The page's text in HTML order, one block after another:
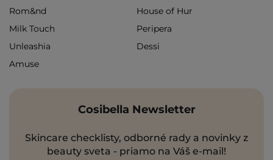
Rom&nd
House of Hur
Milk Touch
Peripera
Unleashia
Dessi
Amuse
Cosibella Newsletter
Skincare checklisty, odborné rady a novinky z
beauty sveta - priamo na Váš e-mail!